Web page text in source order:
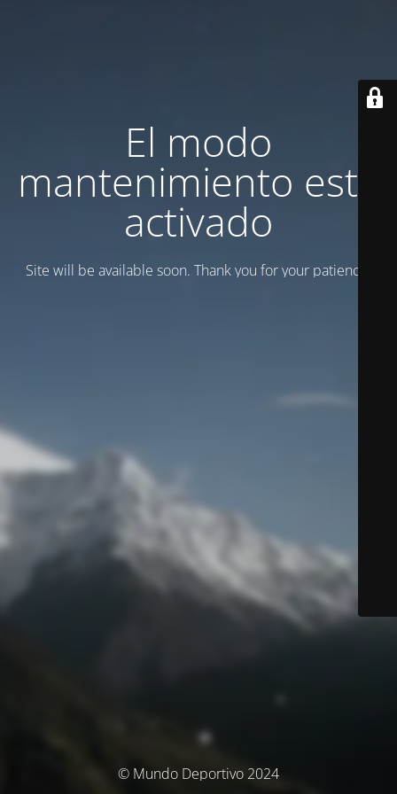
El modo
mantenimiento está
activado
Site will be available soon. Thank you for your patience!
© Mundo Deportivo 2024